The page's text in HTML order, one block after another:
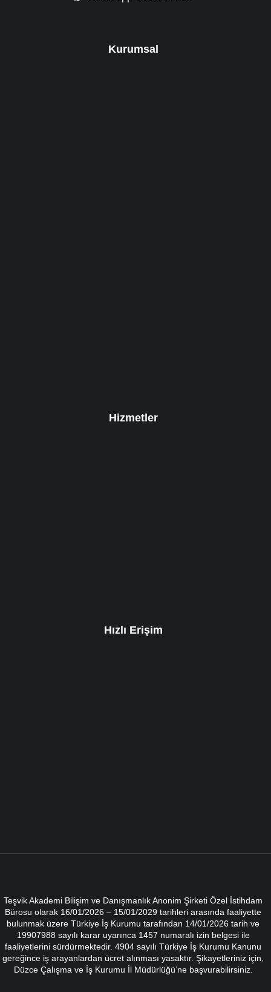
Kurumsal
Hizmetler
Hızlı Erişim
Teşvik Akademi Bilişim ve Danışmanlık Anonim Şirketi Özel İstihdam
Bürosu olarak 16/01/2026 – 15/01/2029 tarihleri arasında faaliyette
bulunmak üzere Türkiye İş Kurumu tarafından 14/01/2026 tarih ve
19907988 sayılı karar uyarınca 1457 numaralı izin belgesi ile
faaliyetlerini sürdürmektedir. 4904 sayılı Türkiye İş Kurumu Kanunu
gereğince iş arayanlardan ücret alınması yasaktır. Şikayetleriniz için,
Düzce Çalışma ve İş Kurumu İl Müdürlüğü’ne başvurabilirsiniz.